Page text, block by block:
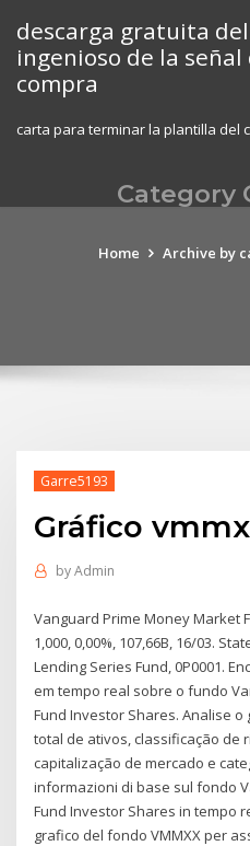
content
descarga gratuita
ingenioso de la
compra
carta para terminar la plantilla del
Category
Home Archive by
Garre5193
Gráfico
byAdmin
Vanguard Prime Money Market
1,000, 0,00%, 107,66B, 16/03.
Lending Series Fund, 0P0001.
em tempo real sobre o fundo
Fund Investor Shares. Analise
total de ativos, classificação de
capitalização de mercado e
informazioni di base sul fondo
Fund Investor Shares in tempo
grafico del fondo VMMXX per